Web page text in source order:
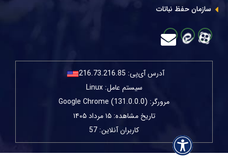
سازمان حفظ نباتات
آدرس آی‌پی: 216.73.216.85
سیستم عامل: Linux
مرورگر: Google Chrome (131.0.0.0)
تاریخ مشاهده: ۱۵ مرداد ۱۴۰۵
کاربران آنلاین: 57